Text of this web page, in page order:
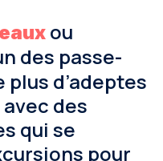
ou
des passe-
d’adeptes
des
qui se
pour